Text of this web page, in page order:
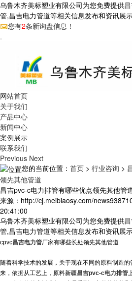
乌鲁木齐美标塑业有限公司为您免费提供
管,昌吉电力管道等相关信息发布和资讯展
您有2条新询盘信息！
网站首页
关于我们
产品中心
新闻中心
案例展示
联系我们
Previous Next
您的当前位置： 首页 > 行业咨询 >
领先其他管道
昌吉pvc-c电力排管有哪些优点领先其他管
来源：http://cj.meibiaosy.com/
20:41:00
乌鲁木齐美标塑业有限公司为您免费提供
管,昌吉电力管道等相关信息发布和资讯展
cpvc昌吉电力管厂家有哪些长处领先其他管道
随着科学技术的发展，关于现在不同的原料制造
来，依据从工艺上，原料新疆昌吉pvc-c电力排管